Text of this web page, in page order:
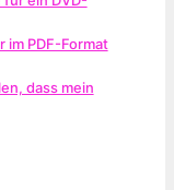
im PDF-Format
dass mein